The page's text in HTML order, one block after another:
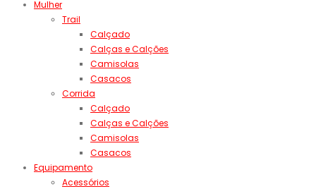
Mulher
Trail
Calçado
Calças e Calções
Camisolas
Casacos
Corrida
Calçado
Calças e Calções
Camisolas
Casacos
Equipamento
Acessórios